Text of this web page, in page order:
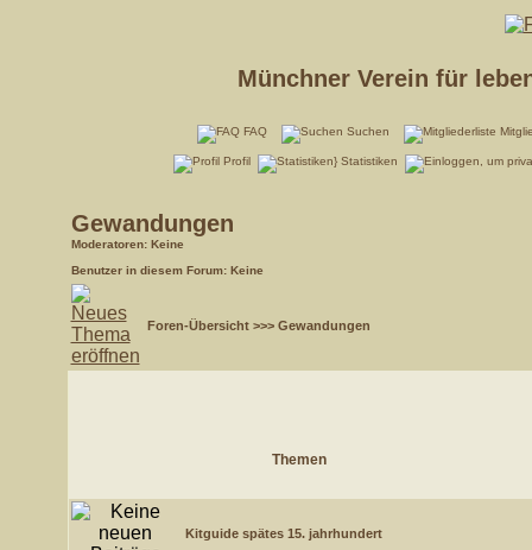
Münchner Verein für
FAQ Suchen
Profil Statistiken
Gewandungen
Moderatoren: Keine
Benutzer in diesem Forum: Keine
Foren-Übersicht>>> Gewandungen
Themen
Kitguide spätes 15. jahrhundert